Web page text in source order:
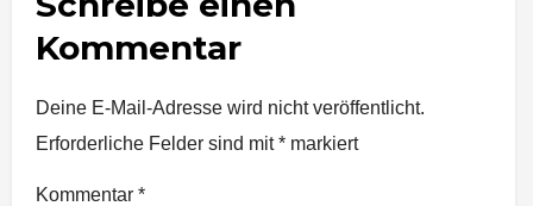
Kommentar
Deine E-Mail-Adresse wird nicht veröffentlicht.
Erforderliche Felder sind mit* markiert
Kommentar *